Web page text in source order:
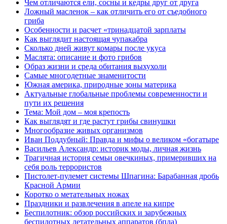
Чем отличаются ели, сосны и кедры друг от друга
Ложный масленок – как отличить его от съедобного
гриба
Особенности и расчет «тринадцатой зарплаты
Как выглядит настоящая чупакабра
Сколько дней живут комары после укуса
Маслята: описание и фото грибов
Образ жизни и среда обитания выхухоли
Самые многодетные знаменитости
Южная америка, природные зоны материка
Актуальные глобальные проблемы современности и
пути их решения
Тема: Мой дом – моя крепость
Как выглядят и где растут грибы свинушки
Многообразие живых организмов
Иван Поддубный: Правда и мифы о великом «богатыре
Васильев Александр: историк моды, личная жизнь
Трагичная история семьи овечкиных, примеривших на
себя роль террористов
Пистолет-пулемет системы Шпагина: Барабанная дробь
Красной Армии
Коротко о метательных ножах
Праздники и развлечения в апеле на кипре
Беспилотник: обзор российских и зарубежных
беспилотных летательных аппаратов (бпла)